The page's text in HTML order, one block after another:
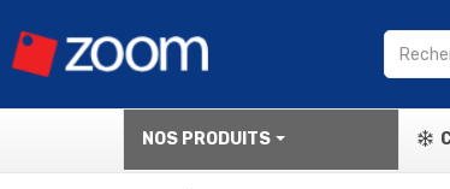
NOS PRODUITS